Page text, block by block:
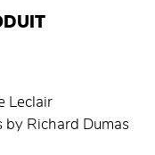
Leclair
Richard Dumas